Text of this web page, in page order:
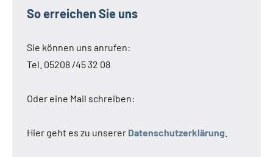
So erreichen Sie uns
Sie können uns anrufen:
Tel. 05208 /45 32 08
Oder eine Mail schreiben:
Hier geht es zu unserer Datenschutzerklärung